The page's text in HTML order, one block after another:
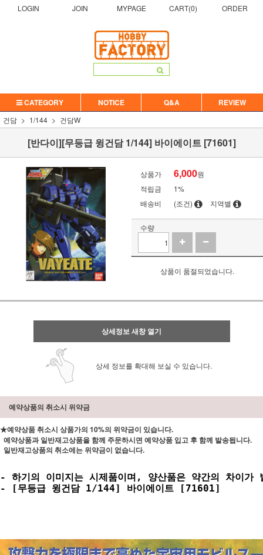
LOGIN JOIN MYPAGE CART(0) ORDER
CATEGORY NOTICE Q&A REVIEW
건담 1/144 건담W
[반다이][무등급 윙건담 1/144] 바이에이트 [71601]
상품가 6,000원
적립금
1%
배송비
(조건) 지역별
수량
상품이 품절되었습니다.
상세정보 새창 열기
상세 정보를 확대해 보실 수 있습니다.
예약상품의 취소시 위약금
★예약상품 취소시 상품가의 10%의 위약금이 있습니다.
예약상품과 일반재고상품을 함께 주문하시면 예약상품 입고 후 함께 발송됩니다.
일반재고상품의 취소에는 위약금이 없습니다.
- 하기의 이미지는 시제품이며, 양산품은 약간의 차이가
- [무등급 윙건담 1/144] 바이에이트 [71601]